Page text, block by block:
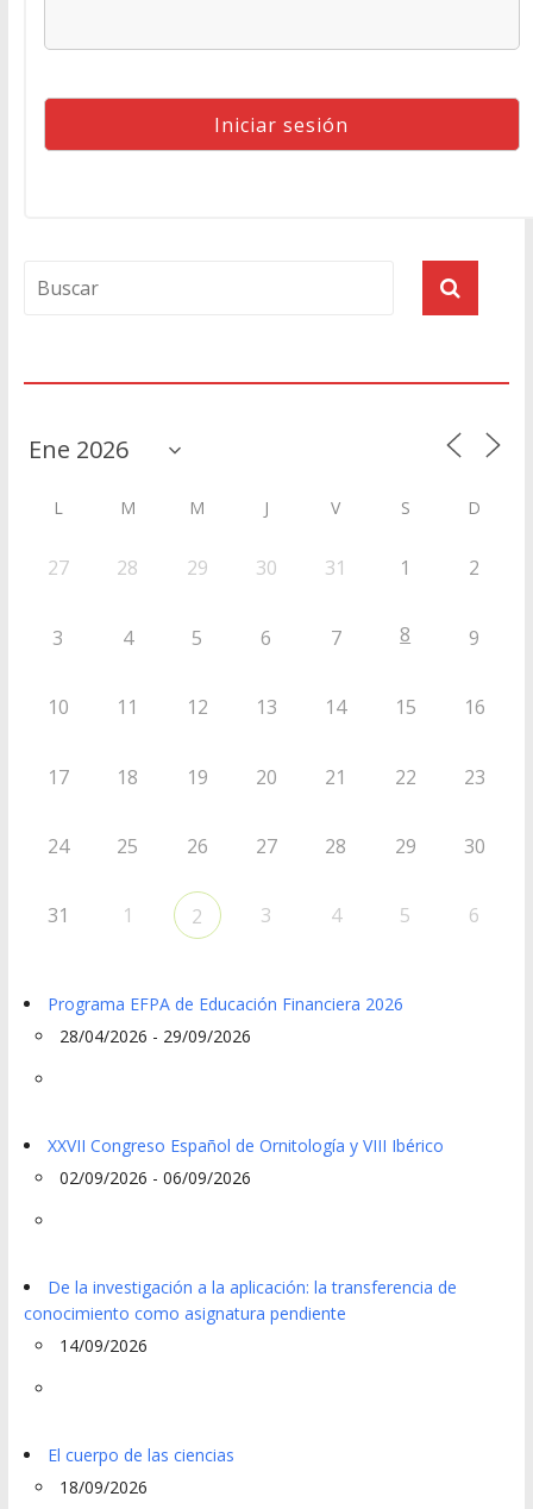
L M M J V S D
27 28 29 30 31 1 2
3 4 5 6 7 8 9
10 11 12 13 14 15 16
17 18 19 20 21 22 23
24 25 26 27 28 29 30
31 1 2 3 4 5 6
Programa EFPA de Educación Financiera 2026
28/04/2026 - 29/09/2026
XXVII Congreso Español de Ornitología y VIII Ibérico
02/09/2026 - 06/09/2026
De la investigación a la aplicación: la transferencia de
conocimiento como asignatura pendiente
14/09/2026
El cuerpo de las ciencias
18/09/2026